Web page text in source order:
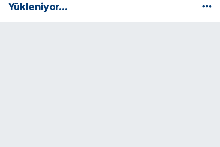
Yükleniyor...